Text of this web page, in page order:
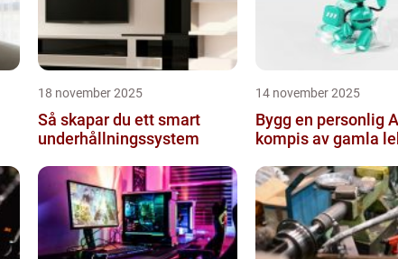
18 november 2025
Så skapar du ett smart
underhållningssystem
14 november 2025
Bygg en personlig
kompis av gamla